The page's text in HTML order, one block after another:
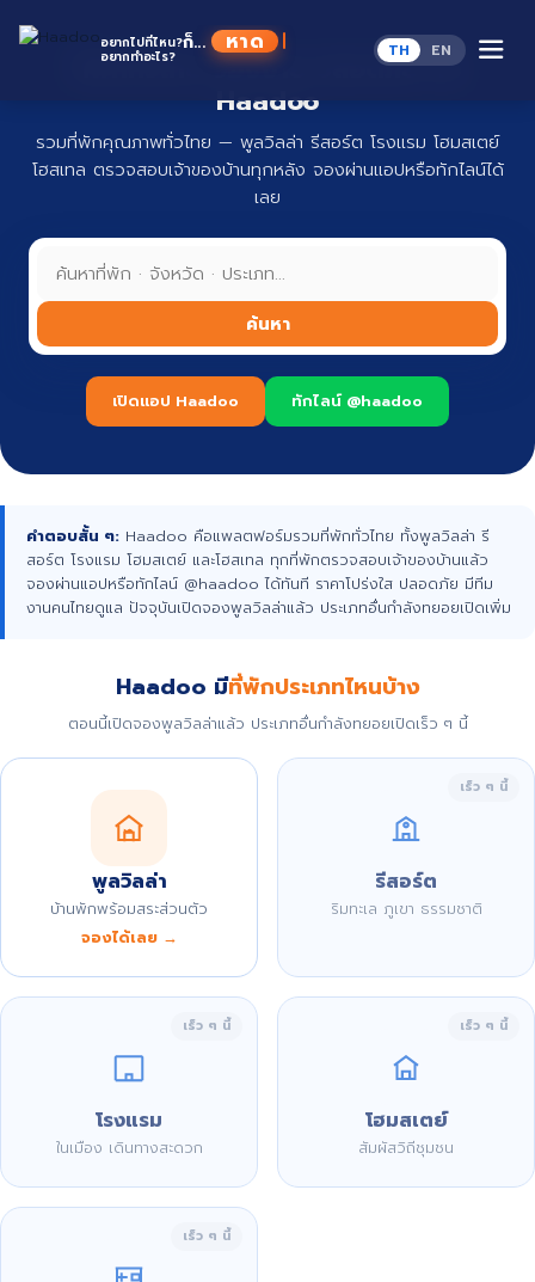
อยากไปที่ไหน?
อยากทำอะไร?
ก็... TH EN
ที่พักทั่วไทย จองง่าย ปลอดภัย กับ
Haadoo
รวมที่พักคุณภาพทั่วไทย — พูลวิลล่า รีสอร์ต โรงแรม โฮมสเตย์
โฮสเทล ตรวจสอบเจ้าของบ้านทุกหลัง จองผ่านแอปหรือทักไลน์ได้
เลย
ค้นหา
เปิดแอป Haadoo ทักไลน์ @haadoo
คำตอบสั้น ๆ: Haadoo คือแพลตฟอร์มรวมที่พักทั่วไทย ทั้งพูลวิลล่า รี
สอร์ต โรงแรม โฮมสเตย์ และโฮสเทล ทุกที่พักตรวจสอบเจ้าของบ้านแล้ว
จองผ่านแอปหรือทักไลน์ @haadoo ได้ทันที ราคาโปร่งใส ปลอดภัย มีทีม
งานคนไทยดูแล ปัจจุบันเปิดจองพูลวิลล่าแล้ว ประเภทอื่นกำลังทยอยเปิดเพิ่ม
Haadoo มีที่พักประเภทไหนบ้าง
ตอนนี้เปิดจองพูลวิลล่าแล้ว ประเภทอื่นกำลังทยอยเปิดเร็ว ๆ นี้
พูลวิลล่า
บ้านพักพร้อมสระส่วนตัว
จองได้เลย →
เร็ว ๆ นี้
รีสอร์ต
ริมทะเล ภูเขา ธรรมชาติ
เร็ว ๆ นี้
โรงแรม
ในเมือง เดินทางสะดวก
เร็ว ๆ นี้
โฮมสเตย์
สัมผัสวิถีชุมชน
เร็ว ๆ นี้